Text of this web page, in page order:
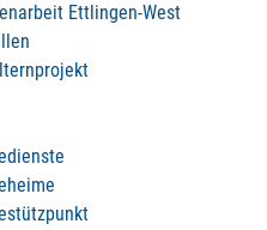
Ettlingen-West